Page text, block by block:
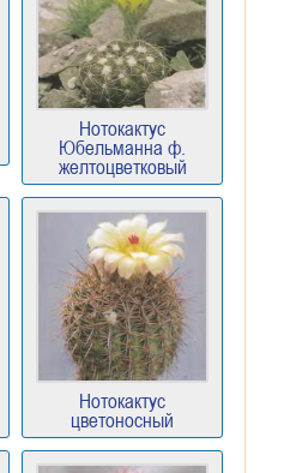
Нотокактус
Юбельманна ф.
желтоцветковый
Нотокактус
цветоносный